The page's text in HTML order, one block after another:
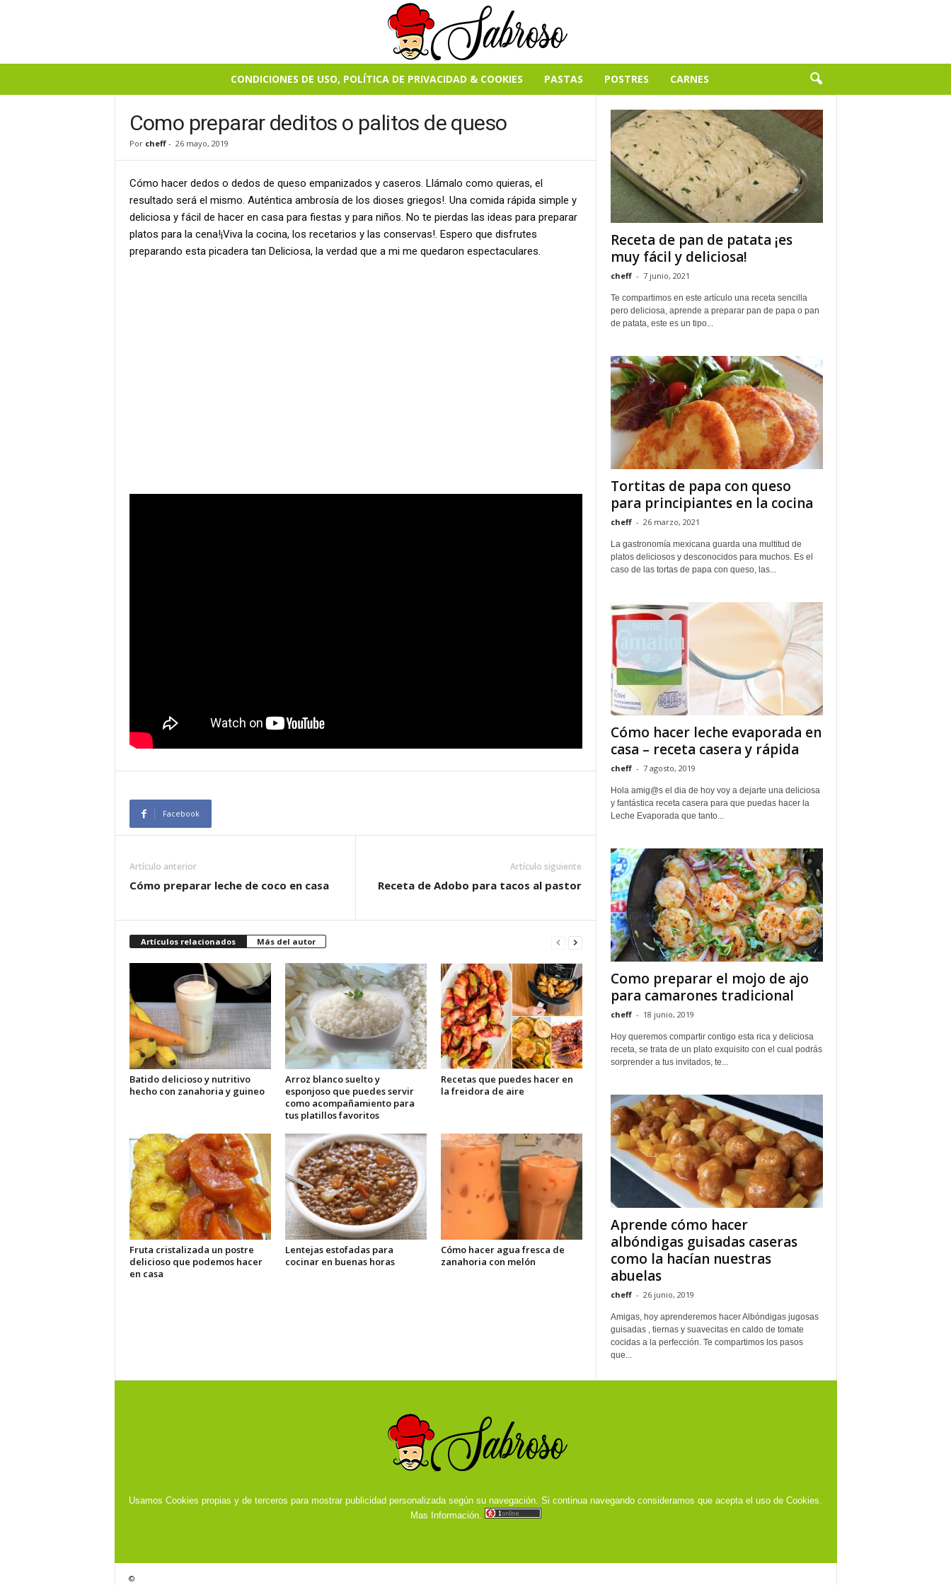
CONDICIONES DE USO, POLÍTICA DE PRIVACIDAD & COOKIES PASTAS POSTRES CARNES
Como preparar deditos o palitos de queso
Por cheff- 26 mayo, 2019
Cómo hacer dedos o dedos de queso empanizados y caseros. Llámalo como quieras, el
resultado será el mismo. Auténtica ambrosía de los dioses griegos!. Una comida rápida simple y
deliciosa y fácil de hacer en casa para fiestas y para niños. No te pierdas las ideas para preparar
platos para la cena!¡Viva la cocina, los recetarios y las conservas!. Espero que disfrutes
preparando esta picadera tan Deliciosa, la verdad que a mi me quedaron espectaculares.
Facebook
Artículo anterior
Cómo preparar leche de coco en casa
Artículo siguiente
Receta de Adobo para tacos al pastor
Artículos relacionados Más del autor
Batido delicioso y nutritivo
hecho con zanahoria y guineo
Arroz blanco suelto y
esponjoso que puedes servir
como acompañamiento para
tus platillos favoritos
Recetas que puedes hacer en
la freidora de aire
Fruta cristalizada un postre
delicioso que podemos hacer
en casa
Lentejas estofadas para
cocinar en buenas horas
Cómo hacer agua fresca de
zanahoria con melón
Receta de pan de patata ¡es
muy fácil y deliciosa!
cheff - 7 junio, 2021
Te compartimos en este artículo una receta sencilla
pero deliciosa, aprende a preparar pan de papa o pan
de patata, este es un tipo...
Tortitas de papa con queso
para principiantes en la cocina
cheff - 26 marzo, 2021
La gastronomía mexicana guarda una multitud de
platos deliciosos y desconocidos para muchos. Es el
caso de las tortas de papa con queso, las...
Cómo hacer leche evaporada en
casa – receta casera y rápida
cheff - 7 agosto, 2019
Hola amig@s el dia de hoy voy a dejarte una deliciosa
y fantástica receta casera para que puedas hacer la
Leche Evaporada que tanto...
Como preparar el mojo de ajo
para camarones tradicional
cheff - 18 junio, 2019
Hoy queremos compartir contigo esta rica y deliciosa
receta, se trata de un plato exquisito con el cual podrás
sorprender a tus invitados, te...
Aprende cómo hacer
albóndigas guisadas caseras
como la hacían nuestras
abuelas
cheff - 26 junio, 2019
Amigas, hoy aprenderemos hacer Albóndigas jugosas
guisadas , tiernas y suavecitas en caldo de tomate
cocidas a la perfección. Te compartimos los pasos
que...
Usamos Cookies propias y de terceros para mostrar publicidad personalizada según su navegación. Si continua navegando consideramos que acepta el uso de Cookies.
Mas Información.
©